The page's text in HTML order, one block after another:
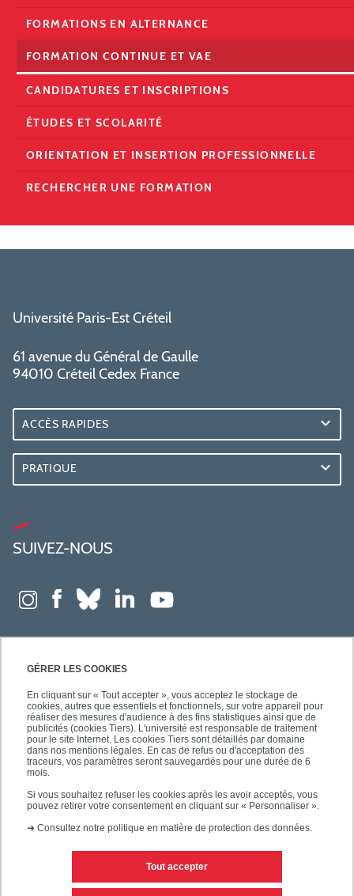
GÉRER LES COOKIES
En cliquant sur « Tout accepter », vous acceptez le stockage de
cookies, autres que essentiels et fonctionnels, sur votre appareil pour
réaliser des mesures d'audience à des fins statistiques ainsi que de
publicités (cookies Tiers). L'université est responsable de traitement
pour le site Internet. Les cookies Tiers sont détaillés par domaine
dans nos mentions légales. En cas de refus ou d'acceptation des
traceurs, vos paramètres seront sauvegardés pour une durée de 6
mois.
Si vous souhaitez refuser les cookies après les avoir acceptés, vous
pouvez retirer votre consentement en cliquant sur « Personnaliser ».
➜ Consultez notre politique en matière de protection des données.
Tout accepter
FORMATIONS EN ALTERNANCE
FORMATION CONTINUE ET VAE
CANDIDATURES ET INSCRIPTIONS
ÉTUDES ET SCOLARITÉ
ORIENTATION ET INSERTION PROFESSIONNELLE
RECHERCHER UNE FORMATION
Université Paris-Est Créteil
61 avenue du Général de Gaulle
94010 Créteil Cedex France
ACCÈS RAPIDES
PRATIQUE
SUIVEZ-NOUS
Mentions légales